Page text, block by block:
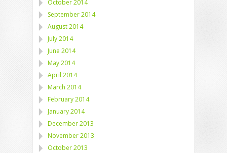
October 2014
September 2014
August 2014
July 2014
June 2014
May 2014
April 2014
March 2014
February 2014
January 2014
December 2013
November 2013
October 2013